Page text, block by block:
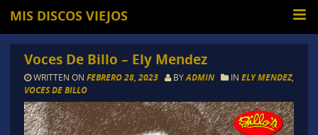
MIS DISCOS VIEJOS
Voces De Billo – Ely Mendez
WRITTEN ON FEBRERO 28, 2023 BYADMIN IN ELY MENDEZ,
VOCES DE BILLO